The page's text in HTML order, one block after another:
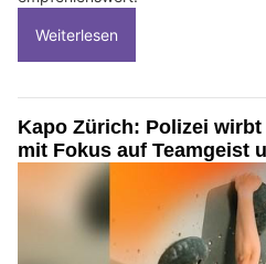
Weiterlesen
Kapo Zürich: Polizei
mit Fokus auf Teamgeist